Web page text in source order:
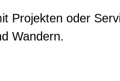
Projekten oder
Wandern.